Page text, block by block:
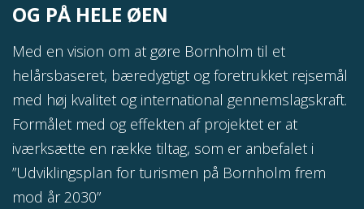
OG PÅ HELE ØEN
Med en vision om at gøre Bornholm til et
helårsbaseret, bæredygtigt og foretrukket rejsemål
med høj kvalitet og international gennemslagskraft.
Formålet med og effekten af projektet er at
iværksætte en række tiltag, som er anbefalet i
”Udviklingsplan for turismen på Bornholm frem
mod år 2030”